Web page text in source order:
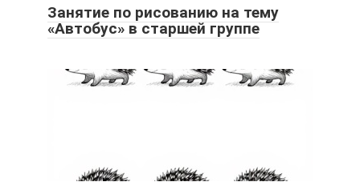
Занятие по рисованию на тему
«Автобус» в старшей группе